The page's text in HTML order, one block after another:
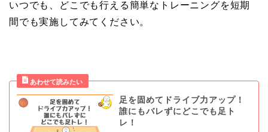
いつでも、どこでも行える簡単なトレーニングを短期
間でも実施してみてください。
足を固めてドライブ力アップ！
誰にもバレずにどこでも足ト
レ！